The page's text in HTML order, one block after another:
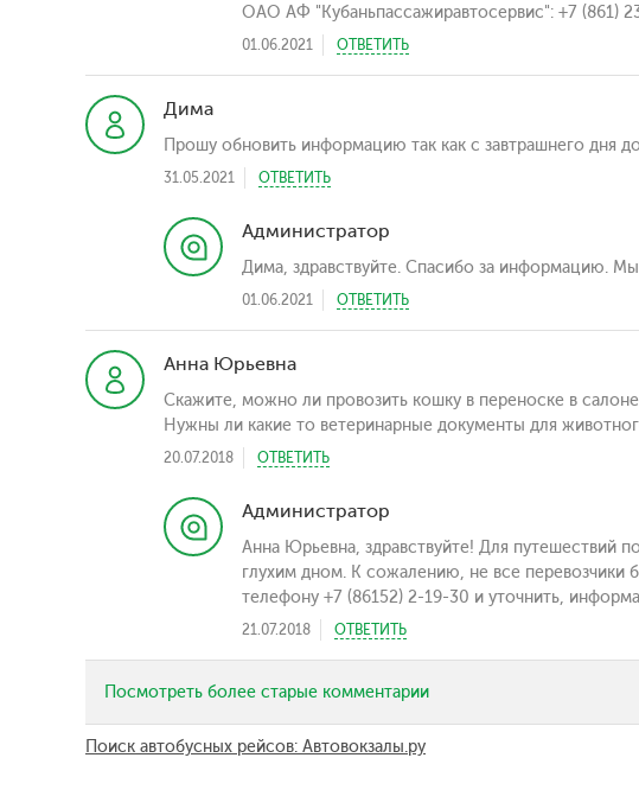
ОАО АФ "Кубаньпассажиравтосервис": +7 (861)
01.06.2021 ОТВЕТИТЬ
Дима
Прошу обновить информацию так как с завтрашнего дня
31.05.2021 ОТВЕТИТЬ
Администратор
Дима, здравствуйте. Спасибо за информацию.
01.06.2021 ОТВЕТИТЬ
Анна Юрьевна
Скажите, можно ли провозить кошку в переноске в
Нужны ли какие то ветеринарные документы для
20.07.2018 ОТВЕТИТЬ
Администратор
Анна Юрьевна, здравствуйте! Для путешествий
глухим дном. К сожалению, не все перевозчики
телефону +7 (86152) 2-19-30 и уточнить,
21.07.2018 ОТВЕТИТЬ
Посмотреть более старые комментарии
Поиск автобусных рейсов: Автовокзалы.ру